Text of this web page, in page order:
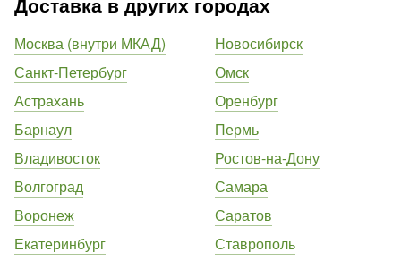
Москва (внутри МКАД)
Санкт-Петербург
Астрахань
Барнаул
Владивосток
Волгоград
Воронеж
Екатеринбург
Новосибирск
Омск
Оренбург
Пермь
Ростов-на-Дону
Самара
Саратов
Ставрополь